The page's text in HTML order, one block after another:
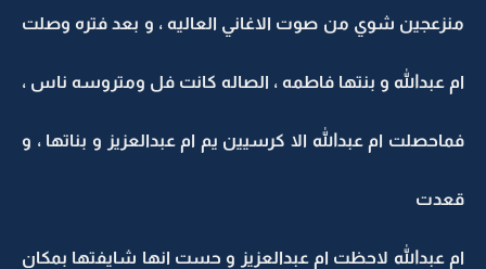
منزعجين شوي من صوت الاغاني العاليه ، و بعد فتره وصلت
ام عبدالله و بنتها فاطمه ، الصاله كانت فل ومتروسه ناس ،
فماحصلت ام عبدالله الا كرسيين يم ام عبدالعزيز و بناتها ، و
قعدت
ام عبدالله لاحظت ام عبدالعزيز و حست انها شايفتها بمكان